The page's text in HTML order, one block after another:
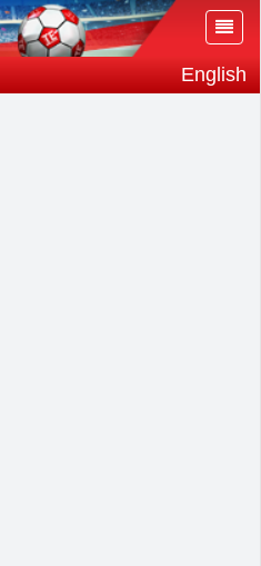
English